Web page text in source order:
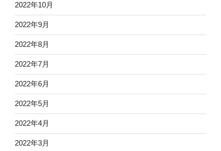
2022年10月
2022年9月
2022年8月
2022年7月
2022年6月
2022年5月
2022年4月
2022年3月